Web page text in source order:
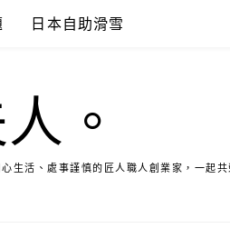
日本自助滑雪
。
生活、處事謹慎的匠人職人創業家，一起共